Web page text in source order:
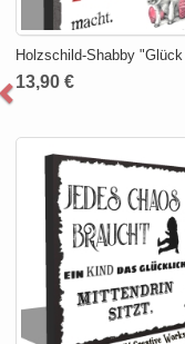
Holzschild-Shabby
13,90 €